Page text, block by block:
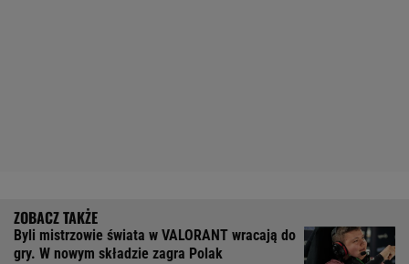
Byli mistrzowie świata w VALORANT wracają do
gry. W nowym składzie zagra Polak